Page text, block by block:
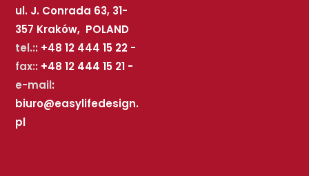
ul. J. Conrada 63, 31-
357 Kraków, POLAND
tel.:: +48 12 444 15 22 -
fax:: +48 12 444 15 21 -
e-mail:
biuro@easylifedesign.
pl